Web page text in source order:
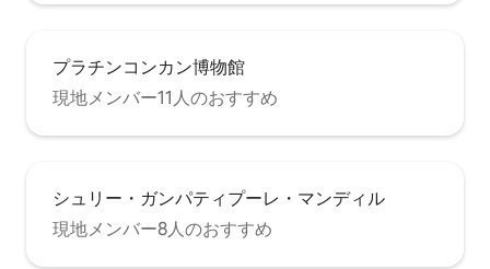
プラチンコンカン博物館
現地メンバー11人のおすすめ
シュリー・ガンパティプーレ・マンディル
現地メンバー8人のおすすめ